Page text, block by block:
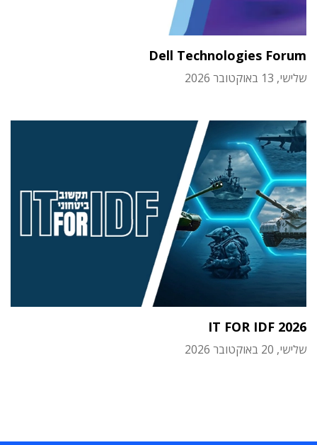
Dell Technologies Forum
שלישי, 13 באוקטובר 2026
IT FOR IDF 2026
שלישי, 20 באוקטובר 2026